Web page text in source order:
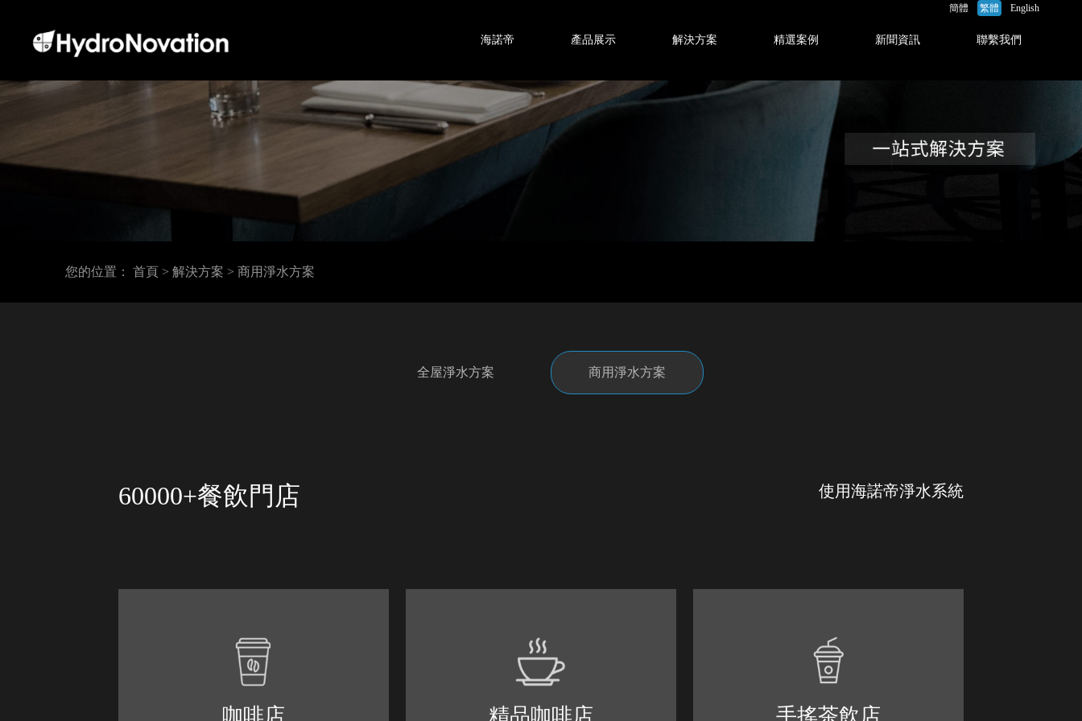
簡體 繁體 English
海諾帝 產品展示 解決方案 精選案例 新聞資訊 聯繫我們
您的位置： 首頁> 解決方案 > 商用淨水方案
全屋淨水方案 商用淨水方案
60000+餐飲門店 使用海諾帝淨水系統
咖啡店 精品咖啡店 手搖茶飲店